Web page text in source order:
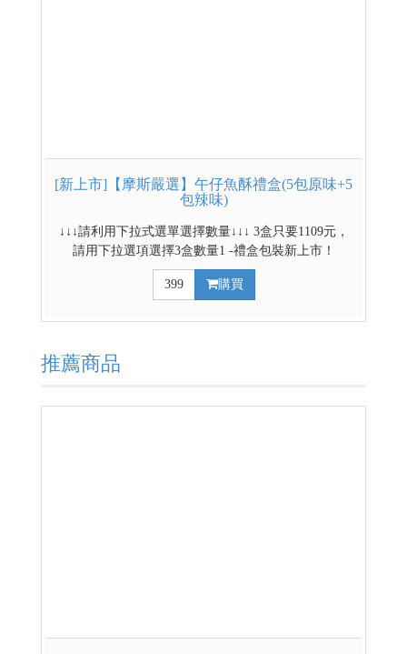
[新上市]【摩斯嚴選】午仔魚酥禮盒(5包原味+5
包辣味)
↓↓↓請利用下拉式選單選擇數量↓↓↓ 3盒只要1109元，
請用下拉選項選擇3盒數量1 -禮盒包裝新上市！
-20g*10包/盒(辣味/原味 各五包) -小包裝易食易保存 -
台灣魚肉含肉率最高的魚餅乾(高達50%) -即拆即食，
399 購買
推薦商品